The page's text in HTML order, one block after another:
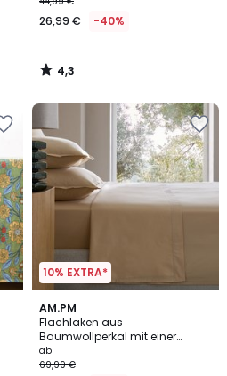
26,99 € -40%
4,3
/
10% EXTRA*
AM.PM
Flachlaken aus
Baumwollperkal mit einer
Fadenzahl von 120, VENETO
ab
69,99 €
5
/
5
5
Farben